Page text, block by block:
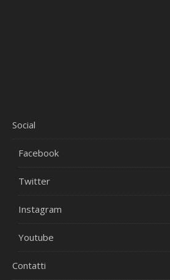
Social
Facebook
Twitter
Instagram
Youtube
Contatti